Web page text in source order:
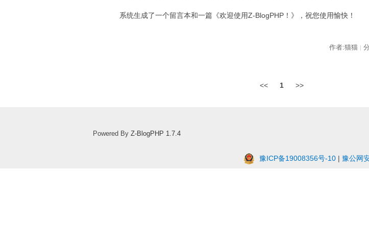
系统生成了一个留言本和一篇《欢迎使用Z-BlogPHP！》，祝您使用愉快！
作者:猫猫 |
<< 1 >>
Powered By Z-BlogPHP 1.7.4
豫ICP备19008356号-10 | 豫公网